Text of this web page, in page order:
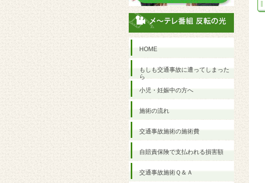
HOME
もしも交通事故に遭ってしまった
ら
小児・妊娠中の方へ
施術の流れ
交通事故施術の施術費
自賠責保険で支払われる損害額
交通事故施術Ｑ＆Ａ